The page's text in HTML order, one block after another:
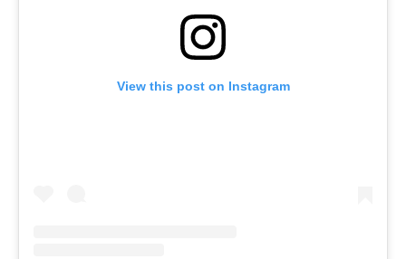
View this post on Instagram